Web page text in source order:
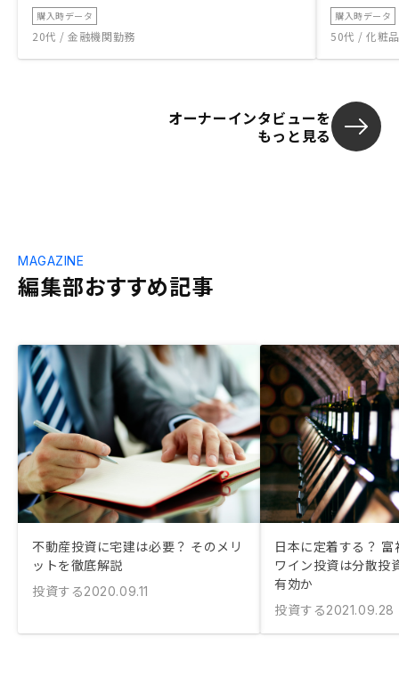
購入時データ
20代 / 金融機関勤務
購入時データ
50代 / 化粧
オーナーインタビューを
もっと見る
編集部おすすめ記事
MAGAZINE
不動産投資に宅建は必要？ そのメリ
ットを徹底解説
投資する2020.09.11
日本に定着する？
ワイン投資は分散投
有効か
投資する2021.09.28